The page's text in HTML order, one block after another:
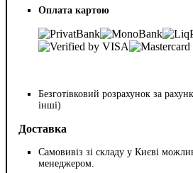
Оплата картою
Безготівковий розрахунок за
інші)
Доставка
Самовивіз зі складу у Києві
менеджером.